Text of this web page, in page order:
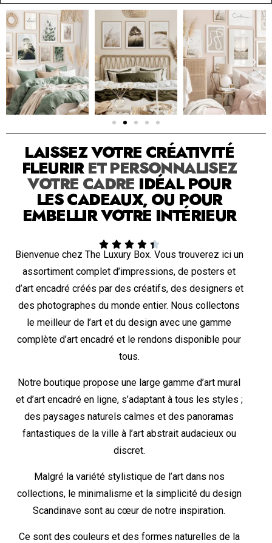
SOLUTION PAR THE LUXURY BOX & CO
LAISSEZ VOTRE CRÉATIVITÉ
FLEURIRET PERSONNALISEZ
VOTRE CADRE IDÉAL POUR
LES CADEAUX, OU POUR
EMBELLIR VOTRE INTÉRIEUR
    
Bienvenue chez The Luxury Box. Vous trouverez ici un
assortiment complet d’impressions, de posters et
d’art encadré créés par des créatifs, des designers et
des photographes du monde entier. Nous collectons
le meilleur de l’art et du design avec une gamme
complète d’art encadré et le rendons disponible pour
tous.
Notre boutique propose une large gamme d’art mural
et d’art encadré en ligne, s’adaptant à tous les styles ;
des paysages naturels calmes et des panoramas
fantastiques de la ville à l’art abstrait audacieux ou
discret.
Malgré la variété stylistique de l’art dans nos
collections, le minimalisme et la simplicité du design
Scandinave sont au cœur de notre inspiration.
Ce sont des couleurs et des formes naturelles de la